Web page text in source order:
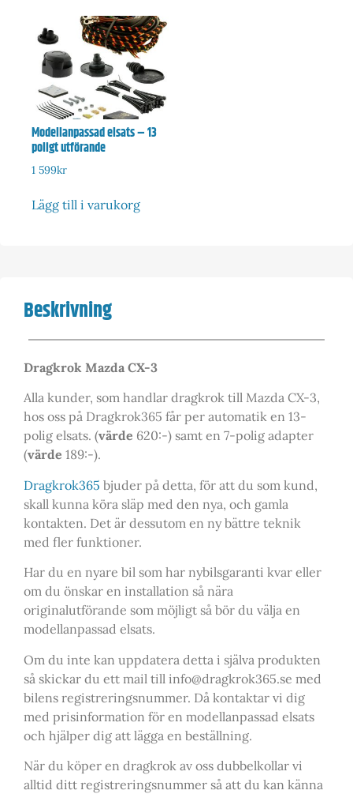
Modellanpassad elsats – 13
poligt utförande
1 599kr
Lägg till i varukorg
Beskrivning
Dragkrok Mazda CX-3
Alla kunder, som handlar dragkrok till Mazda CX-3,
hos oss på Dragkrok365 får per automatik en 13-
polig elsats. (värde 620:-) samt en 7-polig adapter
(värde 189:-).
Dragkrok365 bjuder på detta, för att du som kund,
skall kunna köra släp med den nya, och gamla
kontakten. Det är dessutom en ny bättre teknik
med fler funktioner.
Har du en nyare bil som har nybilsgaranti kvar eller
om du önskar en installation så nära
originalutförande som möjligt så bör du välja en
modellanpassad elsats.
Om du inte kan uppdatera detta i själva produkten
så skickar du ett mail till info@dragkrok365.se med
bilens registreringsnummer. Då kontaktar vi dig
med prisinformation för en modellanpassad elsats
och hjälper dig att lägga en beställning.
När du köper en dragkrok av oss dubbelkollar vi
alltid ditt registreringsnummer så att du kan känna